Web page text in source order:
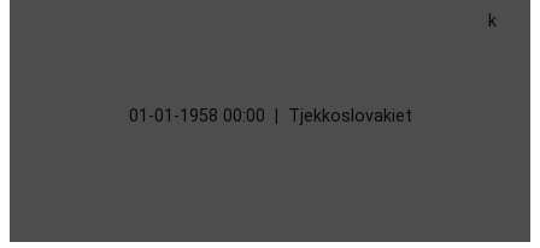
01-01-1958 00:00 Tjekkoslovakiet